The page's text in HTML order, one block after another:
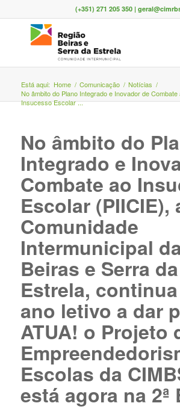
(+351) 271 205 350 |
Está aqui: Home / Comunicação / Notícias /
No âmbito do Plano Integrado e Inovador de Combate
Insucesso Escolar ...
No âmbito do
Integrado e
Combate ao
Escolar (PIICIE),
Comunidade
Intermunicipal
Beiras e Serra da
Estrela,
ano letivo a dar
ATUA! o Projeto
Escolas da
está agora na 2ª